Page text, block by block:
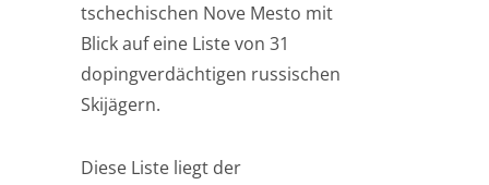
tschechischen Nove Mesto mit
Blick auf eine Liste von 31
dopingverdächtigen russischen
Skijägern.
Diese Liste liegt der